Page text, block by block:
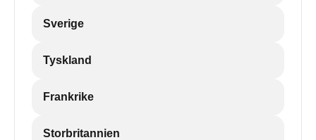
Sverige
Tyskland
Frankrike
Storbritannien